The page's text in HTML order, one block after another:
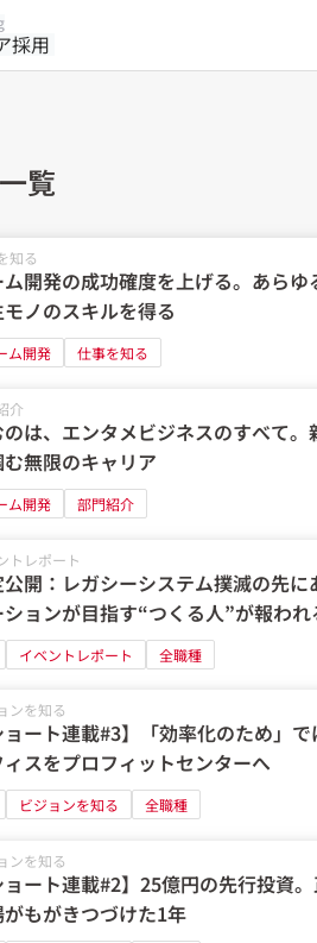
採用
覧
知る
開発の成功確度を上げる。あらゆ
ノのスキルを得る
ム開発 仕事を知る
介
は、エンタメビジネスのすべて
む無限のキャリア
ム開発 部門紹介
トレポート
公開：レガシーシステム撲滅の先に
ションが目指す“つくる人”が報わ
イベントレポート 全職種
ンを知る
ョート連載#3】「効率化のため」
ィスをプロフィットセンターへ
ビジョンを知る 全職種
ンを知る
ョート連載#2】25億円の先行投資
もがきつづけた1年